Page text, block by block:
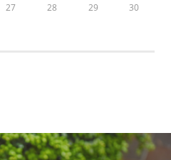
27 28 29 30